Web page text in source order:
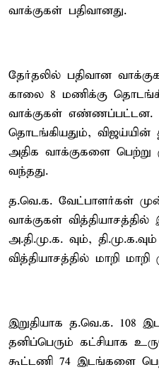
வாக்குகள் பதிவானது.
தேர்தலில் பதிவான
காலை 8 மணிக்கு
வாக்குகள் எண்ணப்பட்டன.
தொடங்கியதும், விஜய்யின்
அதிக வாக்குகளை பெற்று
வந்தது.
த.வெ.க. வேட்பாளர்கள்
வாக்குகள்
அ.தி.மு.க. வும்,
வித்தியாசத்தில் மாறி
இறுதியாக த.வெ.க. 108
தனிப்பெரும் கட்சியாக
கூட்டணி 74 இடங்களை